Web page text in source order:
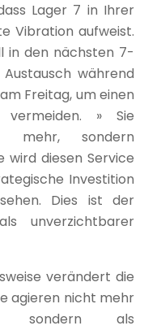
Lager 7 in Ihrer
Vibration aufweist.
in den nächsten 7-
während
Freitag, um einen
vermeiden. » Sie
mehr, sondern
wird diesen Service
Investition
Dies ist der
unverzichtbarer
verändert die
agieren nicht mehr
als